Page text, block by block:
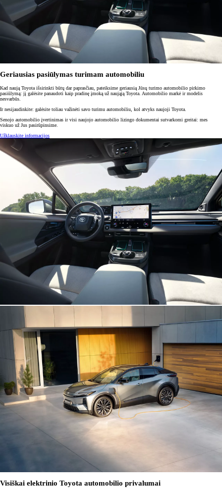
Geriausias pasiūlymas turimam automobiliu
Kad naują Toyota išsirinkti būtų dar paprasčiau, pateiksime geriausią Jūsų turimo automobilio pirkimo
pasiūlymą: jį galėsite panaudoti kaip pradinę įmoką už naująją Toyota. Automobilio markė ir modelis
nesvarbūs.
Ir nesijaudinkite: galėsite toliau važinėti savo turimu automobiliu, kol atvyks naujoji Toyota.
Senojo automobilio įvertinimas ir visi naujojo automobilio lizingo dokumentai sutvarkomi greitai: mes
viskuo už Jus pasirūpinsime.
Užklauskite informacijos
Visiškai elektrinio Toyota automobilio privalumai